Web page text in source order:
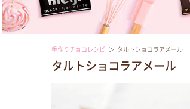
手作りチョコレシピ タルトショコラアメール
タルトショコラアメール